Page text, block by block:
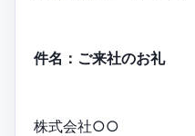
件名：ご来社のお礼
株式会社○○